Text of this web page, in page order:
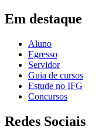
Em destaque
Aluno
Egresso
Servidor
Guia de cursos
Estude no IFG
Concursos
Redes Sociais